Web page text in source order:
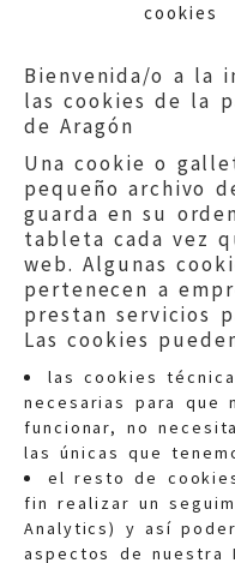
cookies
Bienvenida/o a la
las cookies de la
de Aragón
Una cookie o
pequeño archivo
guarda en su
tableta cada vez
web. Algunas
pertenecen a
prestan servicios
Las cookies
las cookies
necesarias para que
funcionar, no
las únicas que
el resto de
fin realizar un
Analytics) y así
aspectos de nuestra
Quejas: